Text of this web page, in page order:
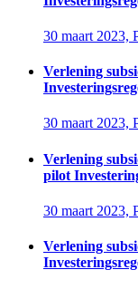
30 maart 2023,
Verlening
30 maart 2023,
Verlening
pilot
30 maart 2023,
Verlening